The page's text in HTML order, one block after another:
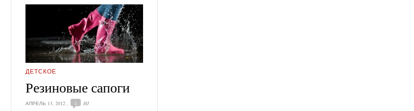
ДЕТСКОЕ
Резиновые сапоги
АПРЕЛЬ 13, 2012 , 1 HJ